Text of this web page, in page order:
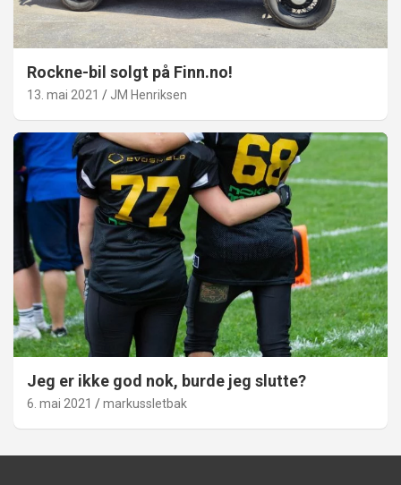
Rockne-bil solgt på Finn.no!
13. mai 2021 JM Henriksen
Jeg er ikke god nok, burde jeg slutte?
6. mai 2021 markussletbak